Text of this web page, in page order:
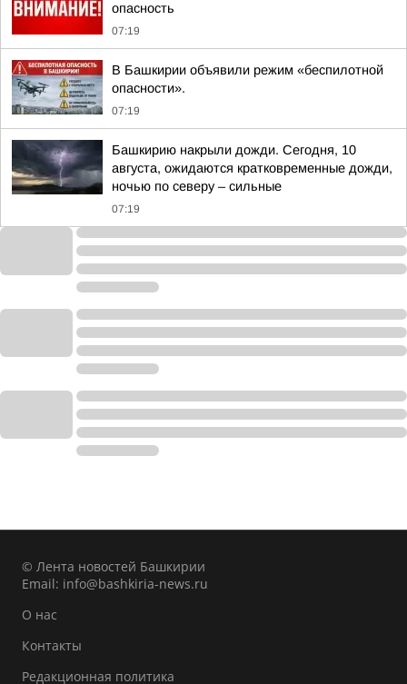
опасность
07:19
В Башкирии объявили режим «беспилотной
опасности».
07:19
Башкирию накрыли дожди. Сегодня, 10
августа, ожидаются кратковременные дожди,
ночью по северу – сильные
07:19
© Лента новостей Башкирии
Email: info@bashkiria-news.ru
О нас
Контакты
Редакционная политика